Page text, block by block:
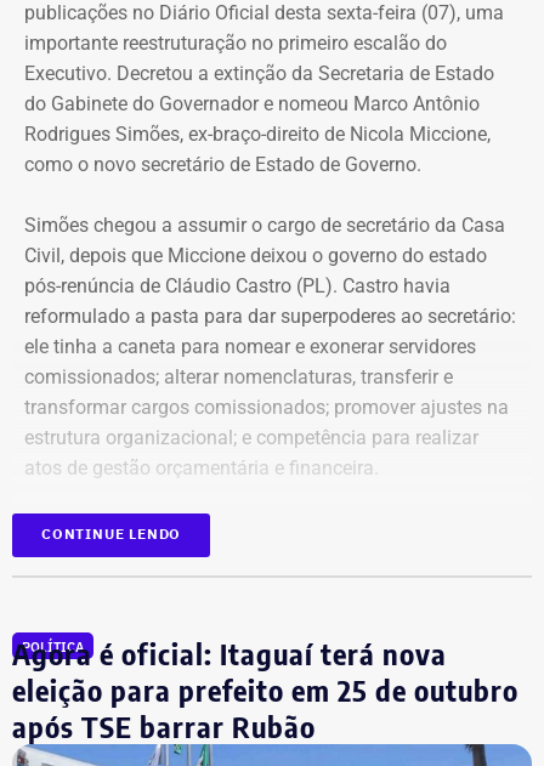
publicações no Diário Oficial desta sexta-feira (07), uma
importante reestruturação no primeiro escalão do
Executivo. Decretou a extinção da Secretaria de Estado
do Gabinete do Governador e nomeou Marco Antônio
Rodrigues Simões, ex-braço-direito de Nicola Miccione,
como o novo secretário de Estado de Governo.
Simões chegou a assumir o cargo de secretário da Casa
Civil, depois que Miccione deixou o governo do estado
pós-renúncia de Cláudio Castro (PL). Castro havia
reformulado a pasta para dar superpoderes ao secretário:
ele tinha a caneta para nomear e exonerar servidores
comissionados; alterar nomenclaturas, transferir e
transformar cargos comissionados; promover ajustes na
estrutura organizacional; e competência para realizar
atos de gestão orçamentária e financeira.
Em abril, onovo governador remanejou Simões para a
chefiai de Gabinetee nomeou o procurador Flávio
Simões vai substituir o
supersecretário Roberto Leão na
pasta
CONTINUE LENDO
POLÍTICA
Agora é oficial: Itaguaí terá nova
eleição para prefeito em 25 de outubro
após TSE barrar Rubão